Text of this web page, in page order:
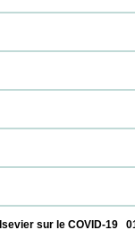
2013
d'Elsevier sur le